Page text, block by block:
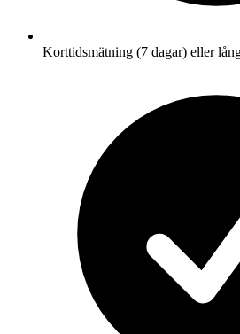
Korttidsmätning (7 dagar) eller